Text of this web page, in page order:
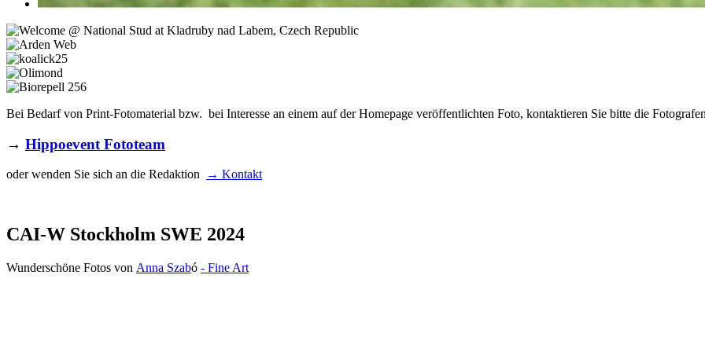
Bei Bedarf von Print-Fotomaterial bzw. bei Interesse an einem auf der Homepage veröffentlichten Foto, kontaktieren Sie bitte die
→ Hippoevent Fototeam
oder wenden Sie sich an die Redaktion → Kontakt
CAI-W Stockholm SWE 2024
Wunderschöne Fotos von Anna Szabó - Fine Art